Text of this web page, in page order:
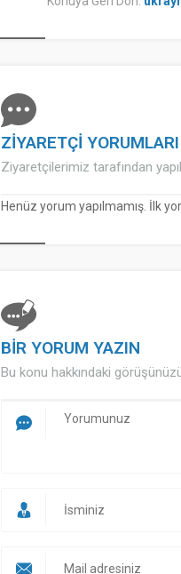
ZİYARETÇİ YORUMLARI
Ziyaretçilerimiz tarafından
Henüz yorum yapılmamış. İlk
BİR YORUM YAZIN
Bu konu hakkındaki